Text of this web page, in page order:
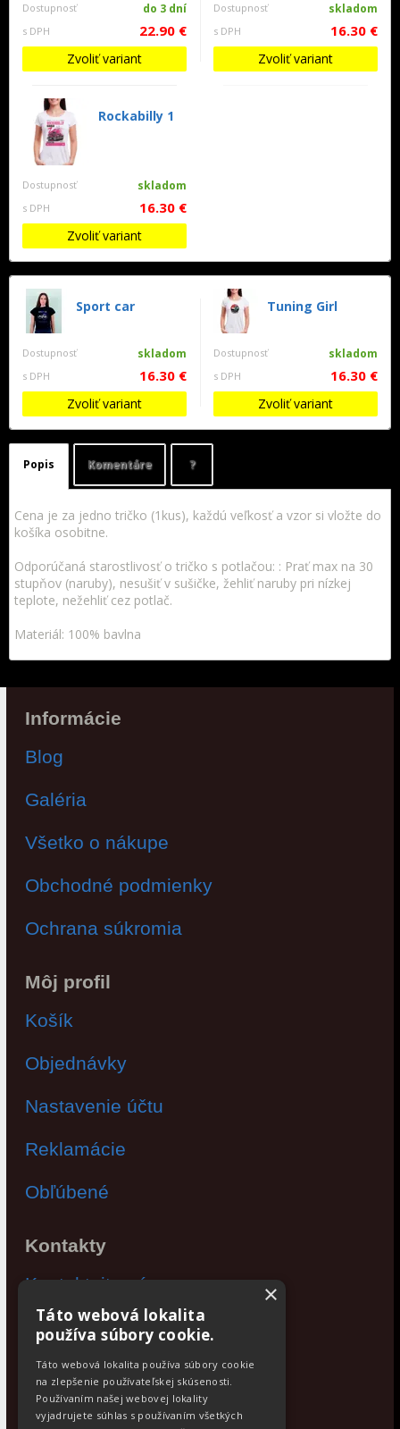
Dostupnosť do 3 dní
s DPH 22.90 €
Zvoliť variant
Dostupnosť skladom
s DPH 16.30 €
Zvoliť variant
Rockabilly 1
Dostupnosť skladom
s DPH 16.30 €
Zvoliť variant
Sport car
Dostupnosť skladom
s DPH 16.30 €
Zvoliť variant
Tuning Girl
Dostupnosť skladom
s DPH 16.30 €
Zvoliť variant
Popis Komentáre ?
Cena je za jedno tričko (1kus), každú veľkosť a vzor si vložte do
košíka osobitne.
Odporúčaná starostlivosť o tričko s potlačou: : Prať max na 30
stupňov (naruby), nesušiť v sušičke, žehliť naruby pri nízkej
teplote, nežehliť cez potlač.
Materiál: 100% bavlna
Informácie
Blog
Galéria
Všetko o nákupe
Obchodné podmienky
Ochrana súkromia
Môj profil
Košík
Objednávky
Nastavenie účtu
Reklamácie
Obľúbené
Kontakty
Kontaktujte nás
Po - Pia: 9:00 - 17:00
Newsletter
×
Táto webová lokalita
používa súbory cookie.
Táto webová lokalita používa súbory cookie
na zlepšenie používateľskej skúsenosti.
Používaním našej webovej lokality
vyjadrujete súhlas s používaním všetkých